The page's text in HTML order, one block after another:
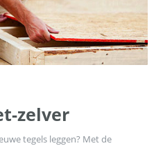
zelver
tegels leggen? Met de